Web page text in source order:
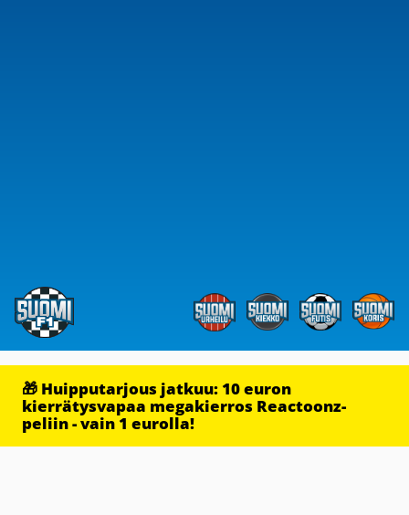
🎁 Huipputarjous jatkuu: 10 euron
kierrätysvapaa megakierros Reactoonz-
peliin - vain 1 eurolla!